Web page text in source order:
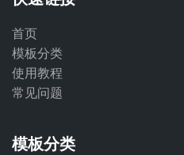
首页
模板分类
使用教程
常见问题
模板分类